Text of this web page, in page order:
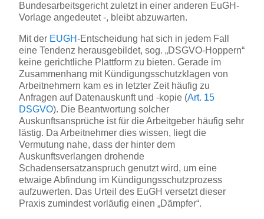
Bundesarbeitsgericht zuletzt in einer anderen EuGH-
Vorlage angedeutet -, bleibt abzuwarten.
Mit der EUGH-Entscheidung hat sich in jedem Fall
eine Tendenz herausgebildet, sog. „DSGVO-Hoppern“
keine gerichtliche Plattform zu bieten. Gerade im
Zusammenhang mit Kündigungsschutzklagen von
Arbeitnehmern kam es in letzter Zeit häufig zu
Anfragen auf Datenauskunft und -kopie (Art. 15
DSGVO). Die Beantwortung solcher
Auskunftsansprüche ist für die Arbeitgeber häufig sehr
lästig. Da Arbeitnehmer dies wissen, liegt die
Vermutung nahe, dass der hinter dem
Auskunftsverlangen drohende
Schadensersatzanspruch genutzt wird, um eine
etwaige Abfindung im Kündigungsschutzprozess
aufzuwerten. Das Urteil des EuGH versetzt dieser
Praxis zumindest vorläufig einen „Dämpfer“.